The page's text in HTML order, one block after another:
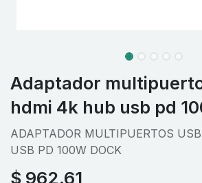
Adaptador
hdmi 4k hub usb pd
ADAPTADOR MULTIPUERTOS
USB PD 100W DOCK
$ 962.61